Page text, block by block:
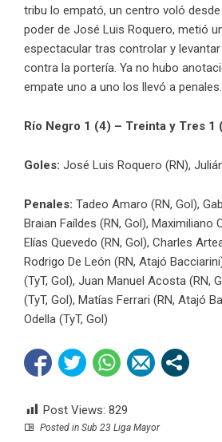
tribu lo empató, un centro voló
poder de José Luis Roquero, metió
espectacular tras controlar y
contra la portería. Ya no hubo
empate uno a uno los llevó a penales.
Río Negro 1 (4) – Treinta y Tres 1
Goles: José Luis Roquero (RN),
Penales: Tadeo Amaro (RN, Gol),
Braian Faíldes (RN, Gol), Maximiliano
Elías Quevedo (RN, Gol), Charles
Rodrigo De León (RN, Atajó
(TyT, Gol), Juan Manuel Acosta (RN,
(TyT, Gol), Matías Ferrari (RN, Atajó
Odella (TyT, Gol)
Post Views: 829
Posted in Sub 23 Liga Mayor